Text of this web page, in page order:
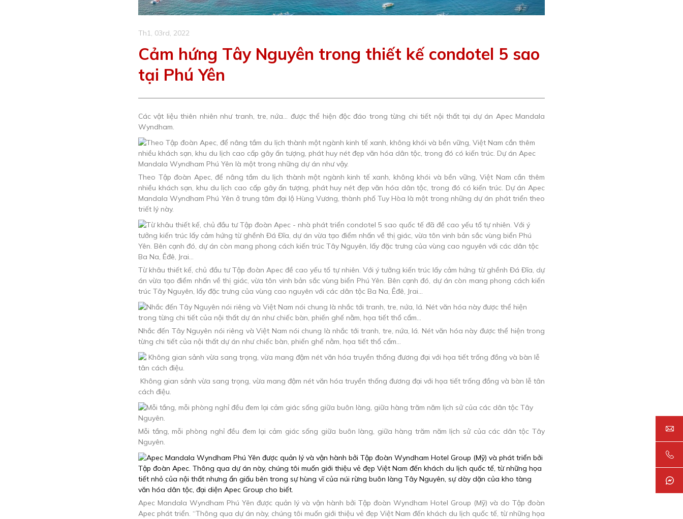
Th1, 03rd, 2022
Cảm hứng Tây Nguyên trong thiết kế condotel 5 sao
tại Phú Yên
Các vật liệu thiên nhiên như tranh, tre, nứa… được thể hiện độc đáo trong từng chi tiết nội thất tại dự án Apec Mandala
Wyndham.
Theo Tập đoàn Apec, để nâng tầm du lịch thành một ngành kinh tế xanh, không khói và bền vững, Việt Nam cần thêm
nhiều khách sạn, khu du lịch cao cấp gây ấn tượng, phát huy nét đẹp văn hóa dân tộc, trong đó có kiến trúc. Dự án Apec
Mandala Wyndham Phú Yên ở trung tâm đại lộ Hùng Vương, thành phố Tuy Hòa là một trong những dự án phát triển theo
triết lý này.
Từ khâu thiết kế, chủ đầu tư Tập đoàn Apec đề cao yếu tố tự nhiên. Với ý tưởng kiến trúc lấy cảm hứng từ ghềnh Đá Đĩa, dự
án vừa tạo điểm nhấn về thị giác, vừa tôn vinh bản sắc vùng biển Phú Yên. Bên cạnh đó, dự án còn mang phong cách kiến
trúc Tây Nguyên, lấy đặc trưng của vùng cao nguyên với các dân tộc Ba Na, Êđê, Jrai…
Nhắc đến Tây Nguyên nói riêng và Việt Nam nói chung là nhắc tới tranh, tre, nứa, lá. Nét văn hóa này được thể hiện trong
từng chi tiết của nội thất dự án như chiếc bàn, phiến ghế nằm, họa tiết thổ cẩm…
Không gian sảnh vừa sang trọng, vừa mang đậm nét văn hóa truyền thống đương đại với họa tiết trống đồng và bàn lễ tân
cách điệu.
Mỗi tầng, mỗi phòng nghỉ đều đem lại cảm giác sống giữa buôn làng, giữa hàng trăm năm lịch sử của các dân tộc Tây
Nguyên.
Apec Mandala Wyndham Phú Yên được quản lý và vận hành bởi Tập đoàn Wyndham Hotel Group (Mỹ) và do Tập đoàn
Apec phát triển. “Thông qua dự án này, chúng tôi muốn giới thiệu vẻ đẹp Việt Nam đến khách du lịch quốc tế, từ những họa